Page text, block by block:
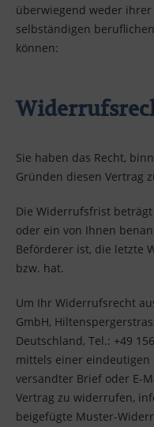
überwiegend weder
selbständigen
können:
Sie haben das Recht,
Gründen diesen Vertrag
Die Widerrufsfrist beträgt
oder ein von Ihnen
Beförderer ist, die letzte
bzw. hat.
Um Ihr Widerrufsrecht
GmbH,
Deutschland, Tel.: +49
mittels einer eindeutigen
versandter Brief oder E-
Vertrag zu widerrufen,
beigefügte Muster-